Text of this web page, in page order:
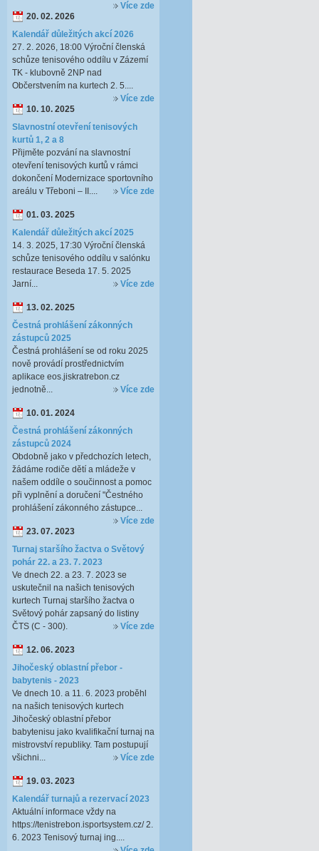
Více zde
20. 02. 2026
Kalendář důležitých akcí 2026
27. 2. 2026, 18:00 Výroční členská
schůze tenisového oddílu v Zázemí
TK - klubovně 2NP nad
Občerstvením na kurtech 2. 5....
Více zde
10. 10. 2025
Slavnostní otevření tenisových
kurtů 1, 2 a 8
Přijměte pozvání na slavnostní
otevření tenisových kurtů v rámci
dokončení Modernizace sportovního
areálu v Třeboni – II....
Více zde
01. 03. 2025
Kalendář důležitých akcí 2025
14. 3. 2025, 17:30 Výroční členská
schůze tenisového oddílu v salónku
restaurace Beseda 17. 5. 2025
Jarní...
Více zde
13. 02. 2025
Čestná prohlášení zákonných
zástupců 2025
Čestná prohlášení se od roku 2025
nově provádí prostřednictvím
aplikace eos.jiskratrebon.cz
jednotně...
Více zde
10. 01. 2024
Čestná prohlášení zákonných
zástupců 2024
Obdobně jako v předchozích letech,
žádáme rodiče dětí a mládeže v
našem oddíle o součinnost a pomoc
při vyplnění a doručení "Čestného
prohlášení zákonného zástupce...
Více zde
23. 07. 2023
Turnaj staršího žactva o Světový
pohár 22. a 23. 7. 2023
Ve dnech 22. a 23. 7. 2023 se
uskutečnil na našich tenisových
kurtech Turnaj staršího žactva o
Světový pohár zapsaný do listiny
ČTS (C - 300).
Více zde
12. 06. 2023
Jihočeský oblastní přebor -
babytenis - 2023
Ve dnech 10. a 11. 6. 2023 proběhl
na našich tenisových kurtech
Jihočeský oblastní přebor
babytenisu jako kvalifikační turnaj na
mistrovství republiky. Tam postupují
všichni...
Více zde
19. 03. 2023
Kalendář turnajů a rezervací 2023
Aktuální informace vždy na
https://tenistrebon.isportsystem.cz/ 2.
6. 2023 Tenisový turnaj ing....